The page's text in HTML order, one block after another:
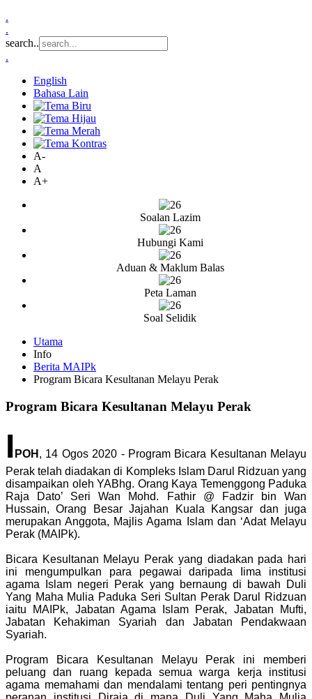
.
.
search..
.
English
Bahasa Lain
A-
A
A+
Soalan Lazim
Hubungi Kami
Aduan & Maklum Balas
Peta Laman
Soal Selidik
Utama
Info
Berita MAIPk
Program Bicara Kesultanan Melayu Perak
Program Bicara Kesultanan Melayu Perak
I POH , 14 Ogos 2020 - Program Bicara Kesultanan Melayu
Perak telah diadakan di Kompleks Islam Darul Ridzuan yang
disampaikan oleh YABhg. Orang Kaya Temenggong Paduka
Raja Dato’ Seri Wan Mohd. Fathir @ Fadzir bin Wan
Hussain, Orang Besar Jajahan Kuala Kangsar dan juga
merupakan Anggota, Majlis Agama Islam dan ‘Adat Melayu
Perak (MAIPk).
Bicara Kesultanan Melayu Perak yang diadakan pada hari
ini mengumpulkan para pegawai daripada Iima institusi
agama Islam negeri Perak yang bernaung di bawah Duli
Yang Maha Mulia Paduka Seri Sultan Perak Darul Ridzuan
iaitu MAIPk, Jabatan Agama Islam Perak, Jabatan Mufti,
Jabatan Kehakiman Syariah dan Jabatan Pendakwaan
Syariah.
Program Bicara Kesultanan Melayu Perak ini memberi
peluang dan ruang kepada semua warga kerja institusi
agama memahami dan mendalami tentang peri pentingnya